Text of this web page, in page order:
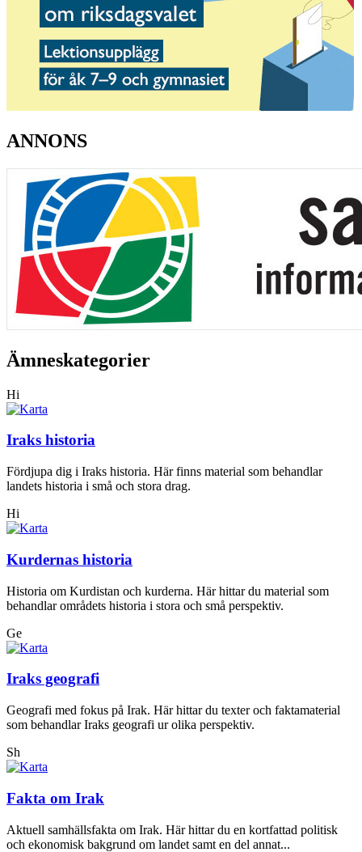
ANNONS
Ämneskategorier
Hi
Iraks historia
Fördjupa dig i Iraks historia. Här finns material som behandlar
landets historia i små och stora drag.
Hi
Kurdernas historia
Historia om Kurdistan och kurderna. Här hittar du material som
behandlar områdets historia i stora och små perspektiv.
Ge
Iraks geografi
Geografi med fokus på Irak. Här hittar du texter och faktamaterial
som behandlar Iraks geografi ur olika perspektiv.
Sh
Fakta om Irak
Aktuell samhällsfakta om Irak. Här hittar du en kortfattad politisk
och ekonomisk bakgrund om landet samt en del annat...